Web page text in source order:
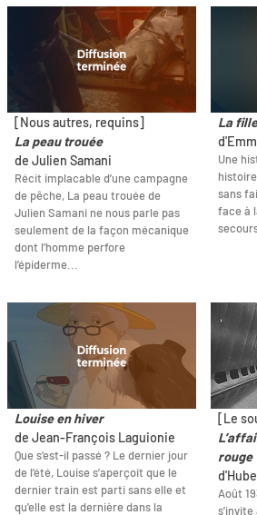
[Nous autres, requins]
La peau trouée
de Julien Samani
Récit implacable d’une campagne
de pêche, La peau trouée de
Julien Samani ne nous parle pas
seulement de la façon mécanique
dont l’homme perfore
l’épiderme...
La
Une
sans
face à
Louise en hiver
de Jean-François Laguionie
Que s’est-il passé ? Le dernier jour
de l’été, Louise s’aperçoit que le
dernier train est parti sans elle et
qu'elle est la dernière dans la
[Le
rouge
Août
s'invite